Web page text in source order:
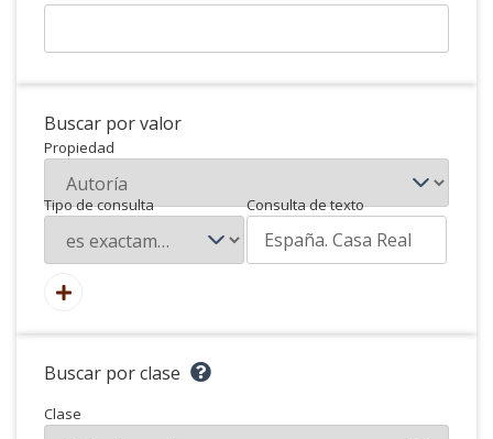
Buscar por valor
Propiedad
Tipo de consulta Consulta de texto
Buscar por clase
Clase